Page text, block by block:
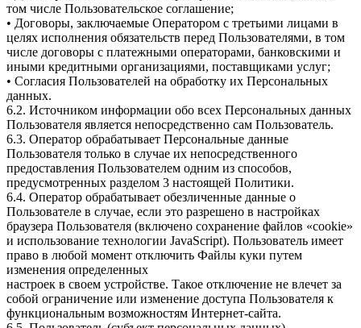
том числе Пользовательское соглашение;
• Договоры, заключаемые Оператором с третьими лицами в
целях исполнения обязательств перед Пользователями, в том
числе договоры с платежными операторами, банковскими и
иными кредитными организациями, поставщиками услуг;
• Согласия Пользователей на обработку их Персональных
данных.
6.2. Источником информации обо всех Персональных данных
Пользователя является непосредственно сам Пользователь.
6.3. Оператор обрабатывает Персональные данные
Пользователя только в случае их непосредственного
предоставления Пользователем одним из способов,
предусмотренных разделом 3 настоящей Политики.
6.4. Оператор обрабатывает обезличенные данные о
Пользователе в случае, если это разрешено в настройках
браузера Пользователя (включено сохранение файлов «cookie»
и использование технологии JavaScript). Пользователь имеет
право в любой момент отключить Файлы куки путем
изменения определенных
настроек в своем устройстве. Такое отключение не влечет за
собой ограничение или изменение доступа Пользователя к
функциональным возможностям Интернет-сайта.